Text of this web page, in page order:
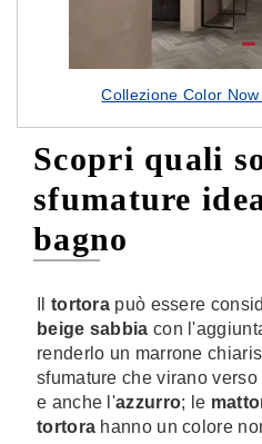
Collezione Color
Scopri quali
sfumature
bagno
tortora può essere
beige sabbia con
renderlo un marrone
sfumature che virano verso
e anche l'azzurro; le
tortora hanno un colore